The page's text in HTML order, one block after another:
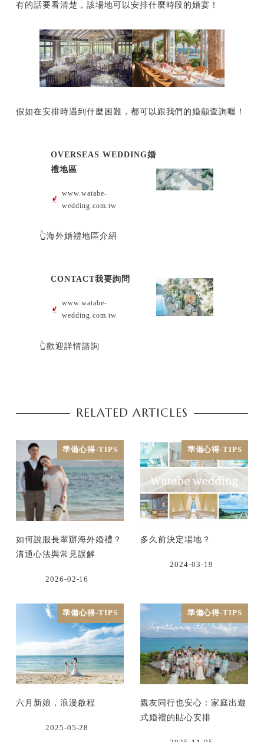
有的話要看清楚，該場地可以安排什麼時段的婚宴！
假如在安排時遇到什麼困難，都可以跟我們的婚顧查詢喔！
OVERSEAS WEDDING婚
禮地區
www.watabe-
wedding.com.tw
👆海外婚禮地區介紹
CONTACT我要詢問
www.watabe-
wedding.com.tw
👆歡迎詳情諮詢
RELATED ARTICLES
準備心得-TIPS
如何說服長輩辦海外婚禮？
溝通心法與常見誤解
2026-02-16
準備心得-TIPS
多久前決定場地？
2024-03-19
準備心得-TIPS
六月新娘，浪漫啟程
2025-05-28
準備心得-TIPS
親友同行也安心：家庭出遊
式婚禮的貼心安排